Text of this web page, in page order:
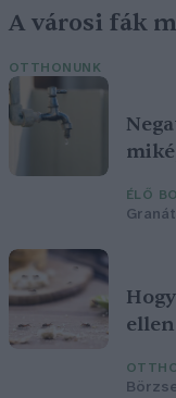
A városi fák
OTTHONUNK
ÉLŐ